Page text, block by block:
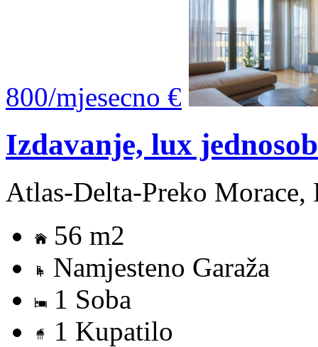
800/mjesecno €
Izdavanje, lux
Atlas-Delta-Preko Morace,
56 m2
Namjesteno Garaža
1 Soba
1 Kupatilo